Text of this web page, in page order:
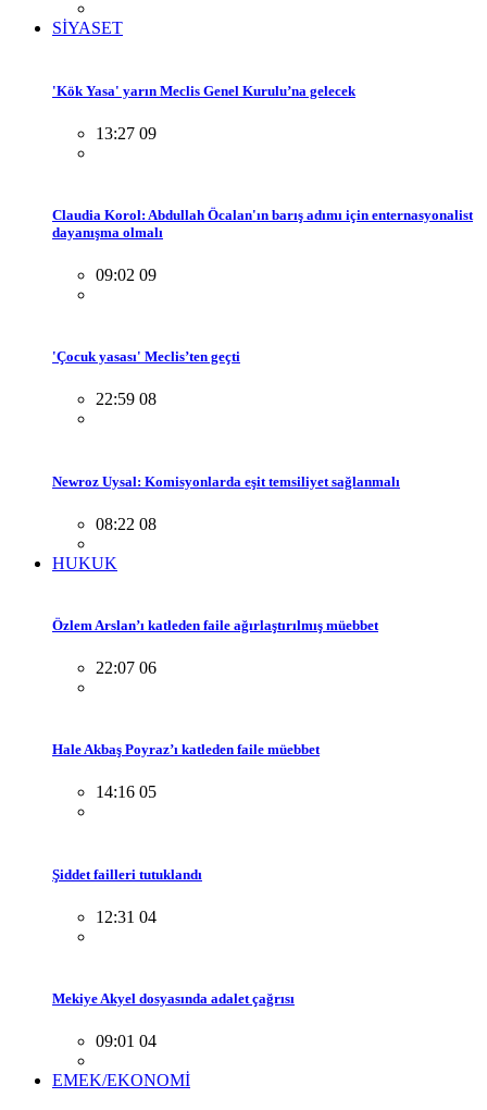
SİYASET
'Kök Yasa' yarın Meclis Genel Kurulu’na gelecek
13:27 09
Claudia Korol: Abdullah Öcalan'ın barış adımı için enternasyonalist
dayanışma olmalı
09:02 09
'Çocuk yasası' Meclis’ten geçti
22:59 08
Newroz Uysal: Komisyonlarda eşit temsiliyet sağlanmalı
08:22 08
HUKUK
Özlem Arslan’ı katleden faile ağırlaştırılmış müebbet
22:07 06
Hale Akbaş Poyraz’ı katleden faile müebbet
14:16 05
Şiddet failleri tutuklandı
12:31 04
Mekiye Akyel dosyasında adalet çağrısı
09:01 04
EMEK/EKONOMİ